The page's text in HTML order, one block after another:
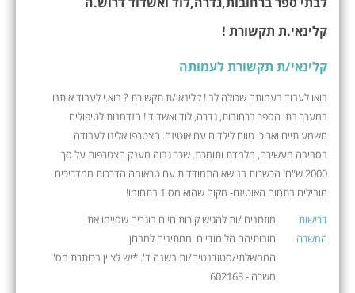
קלינאי.ת תקשורת !
קלינאי/ת תקשורת לעמותה
בואו לעבוד בעמותה שכולה לב ! קלינאי/ת תקשורת ? בוא.י לעבוד איתנו
במערך בתי הספר ברחובות, גדרה, לוד ואשדוד ! הזדמנות לטיפולים
משמעותיים וארוכי טווח לילדים עם אוטיזם. הצטרפו אלינו לעבודה
בסביבה מעשירה, מלמדת ותומכת. שכר גבוה מענק הצטרפות על סך
2000 ש"ח! הכשרות בנושא התמודדות עם טראומה הדרכות ממדריכים
מובילים בתחום האוטיזם- מקום שהוא מס 1 בתחומו!
דרישות
המשרה
מוזמנים /ות להגיש קורות חיים בוגרים שסיימו את
חובותיהם הלימודיים וממתינים למבחן
הממשלתי/סטודנטים/ות בשנה ד'. *יש לציין בכותרת מס'
משרה - 602163